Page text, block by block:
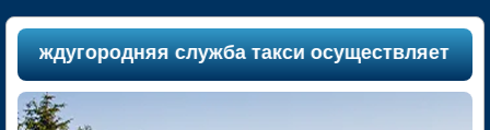
служба такси осуществляет